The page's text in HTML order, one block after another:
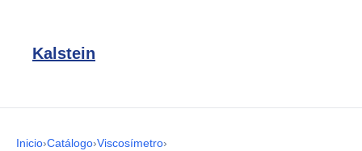
Kalstein
Inicio›Catálogo›Viscosímetro›